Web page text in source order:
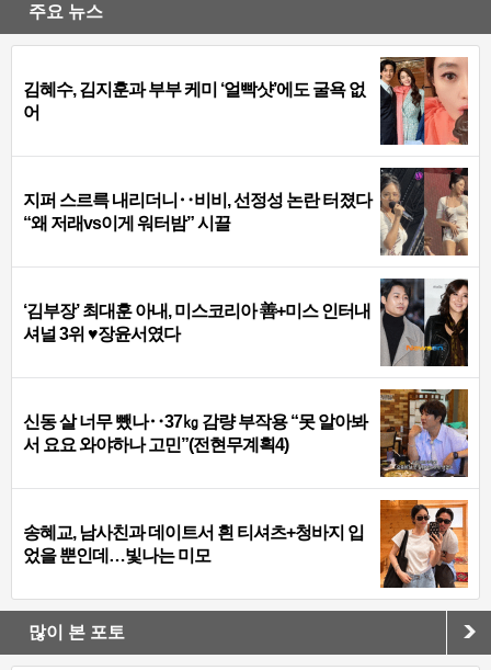
주요 뉴스
김혜수, 김지훈과 부부 케미 ‘얼빡샷’에도 굴욕 없
어
지퍼 스르륵 내리더니‥비비, 선정성 논란 터졌다
“왜 저래vs이게 워터밤” 시끌
‘김부장’ 최대훈 아내, 미스코리아 善+미스 인터내
셔널 3위 ♥장윤서였다
신동 살 너무 뺐나‥37㎏ 감량 부작용 “못 알아봐
서 요요 와야하나 고민”(전현무계획4)
송혜교, 남사친과 데이트서 흰 티셔츠+청바지 입
었을 뿐인데…빛나는 미모
많이 본 포토